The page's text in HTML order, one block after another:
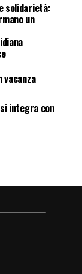
solidarietà:
un
vacanza
integra con